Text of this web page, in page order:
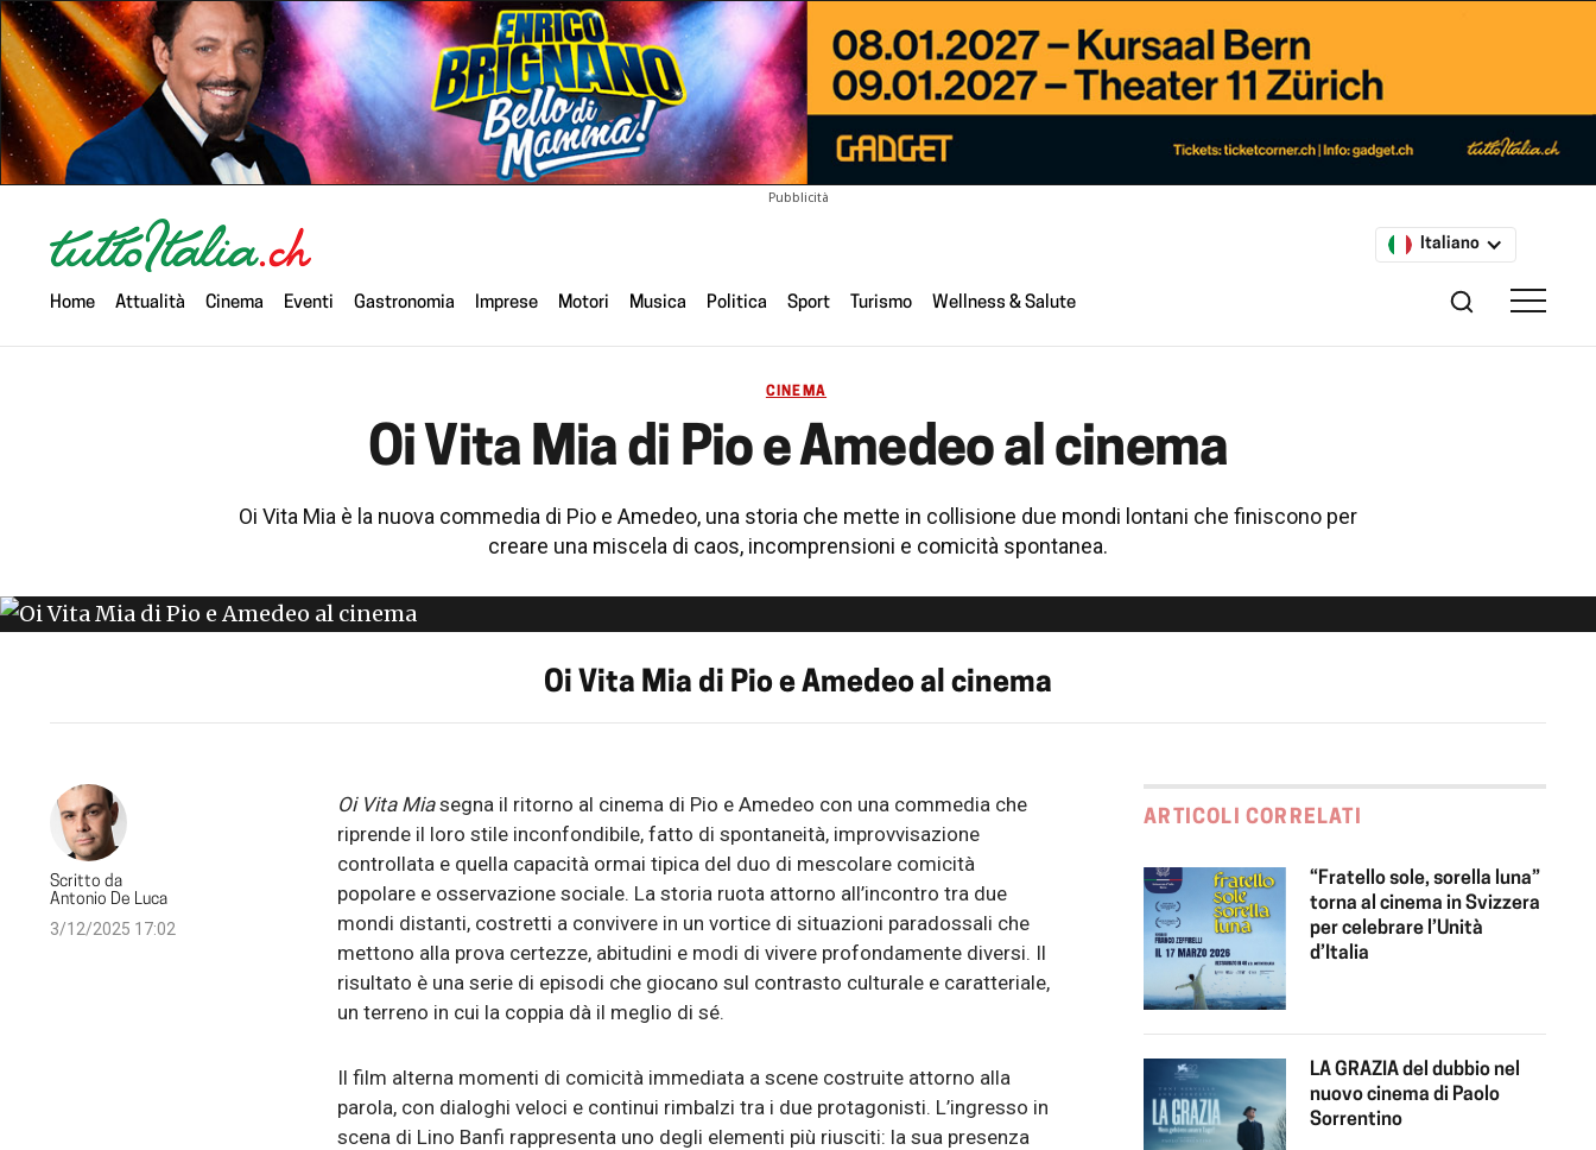
Pubblicità
Italiano
Home Attualità Cinema Eventi Gastronomia Imprese Motori Musica Politica Sport Turismo Wellness & Salute
CINEMA
Oi Vita Mia di Pio e Amedeo al cinema
Oi Vita Mia è la nuova commedia di Pio e Amedeo, una storia che mette in collisione due mondi lontani che finiscono per
creare una miscela di caos, incomprensioni e comicità spontanea.
Oi Vita Mia di Pio e Amedeo al cinema
Scritto da
Antonio De Luca
3/12/2025 17:02
Oi Vita Miasegna il ritorno al cinema di Pio e Amedeo con una commedia che
riprende il loro stile inconfondibile, fatto di spontaneità, improvvisazione
controllata e quella capacità ormai tipica del duo di mescolare comicità
popolare e osservazione sociale. La storia ruota attorno all’incontro tra due
mondi distanti, costretti a convivere in un vortice di situazioni paradossali che
mettono alla prova certezze, abitudini e modi di vivere profondamente diversi. Il
risultato è una serie di episodi che giocano sul contrasto culturale e caratteriale,
un terreno in cui la coppia dà il meglio di sé.
Il film alterna momenti di comicità immediata a scene costruite attorno alla
parola, con dialoghi veloci e continui rimbalzi tra i due protagonisti. L’ingresso in
scena di Lino Banfi rappresenta uno degli elementi più riusciti: la sua presenza
ARTICOLI CORRELATI
“Fratello sole, sorella luna”
torna al cinema in Svizzera
per celebrare l’Unità
d’Italia
LA GRAZIA del dubbio nel
nuovo cinema di Paolo
Sorrentino